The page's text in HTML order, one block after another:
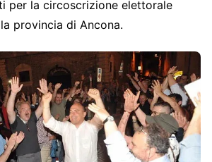
per la circoscrizione elettorale
provincia di Ancona.